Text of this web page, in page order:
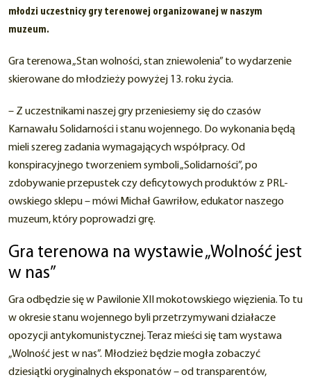
młodzi uczestnicy gry terenowej organizowanej w naszym
muzeum.
Gra terenowa „Stan wolności, stan zniewolenia” to wydarzenie
skierowane do młodzieży powyżej 13. roku życia.
– Z uczestnikami naszej gry przeniesiemy się do czasów
Karnawału Solidarności i stanu wojennego. Do wykonania będą
mieli szereg zadania wymagających współpracy. Od
konspiracyjnego tworzeniem symboli „Solidarności”, po
zdobywanie przepustek czy deficytowych produktów z PRL-
owskiego sklepu – mówi Michał Gawriłow, edukator naszego
muzeum, który poprowadzi grę.
Gra terenowa na wystawie „Wolność jest
w nas”
Gra odbędzie się w Pawilonie XII mokotowskiego więzienia. To tu
w okresie stanu wojennego byli przetrzymywani działacze
opozycji antykomunistycznej. Teraz mieści się tam wystawa
„Wolność jest w nas”. Młodzież będzie mogła zobaczyć
dziesiątki oryginalnych eksponatów – od transparentów,